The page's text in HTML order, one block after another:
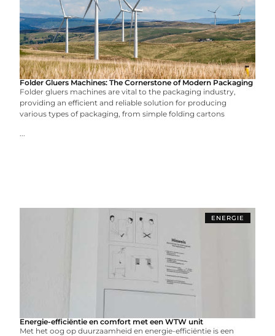
Folder Gluers Machines: The Cornerstone of Modern Packaging
Folder gluers machines are vital to the packaging industry,
providing an efficient and reliable solution for producing
various types of packaging, from simple folding cartons
...
ENERGIE
Energie-efficiëntie en comfort met een WTW unit
Met het oog op duurzaamheid en energie-efficiëntie is een